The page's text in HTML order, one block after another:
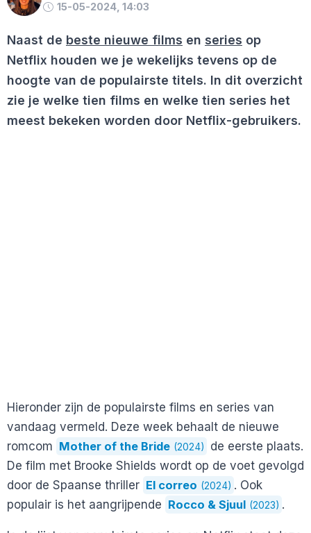
15-05-2024, 14:03
Naast de beste nieuwe films en series op
Netflix houden we je wekelijks tevens op de
hoogte van de populairste titels. In dit overzicht
zie je welke tien films en welke tien series het
meest bekeken worden door Netflix-gebruikers.
Hieronder zijn de populairste films en series van
vandaag vermeld. Deze week behaalt de nieuwe
romcom Mother of the Bride (2024)
de eerste plaats.
De film met Brooke Shields wordt op de voet gevolgd
door de Spaanse thriller El correo (2024) . Ook
populair is het aangrijpende Rocco & Sjuul (2023) .